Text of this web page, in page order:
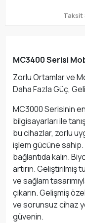
Taksit
MC3400 Serisi
Zorlu Ortamlar ve
Daha Fazla Güç,
MC3000 Serisinin
bilgisayarları ile
bu cihazlar, zorlu
işlem gücüne sahip.
bağlantıda kalın.
artırın. Geliştirilmiş
ve sağlam
çıkarın. Gelişmiş
ve sorunsuz cihaz
güvenin.